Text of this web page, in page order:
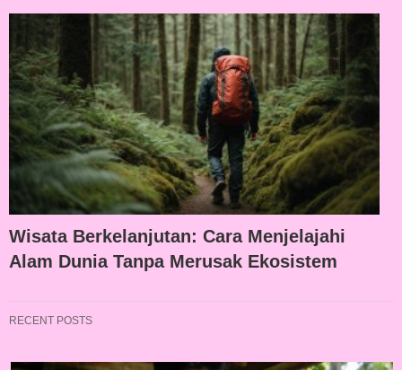
Wisata Berkelanjutan: Cara Menjelajahi
Alam Dunia Tanpa Merusak Ekosistem
RECENT POSTS